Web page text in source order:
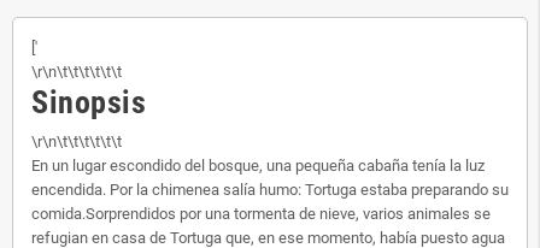
['
\r\n\t\t\t\t\t\t
Sinopsis
\r\n\t\t\t\t\t\t
En un lugar escondido del bosque, una pequeña cabaña tenía la luz
encendida. Por la chimenea salía humo: Tortuga estaba preparando su
comida.Sorprendidos por una tormenta de nieve, varios animales se
refugian en casa de Tortuga que, en ese momento, había puesto agua